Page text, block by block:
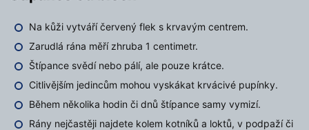
Na kůži vytváří červený flek s krvavým centrem.
Zarudlá rána měří zhruba 1 centimetr.
Štípance svědí nebo pálí, ale pouze krátce.
Citlivějším jedincům mohou vyskákat krvácivé pupínky.
Během několika hodin či dnů štípance samy vymizí.
Rány nejčastěji najdete kolem kotníků a loktů, v podpaží či